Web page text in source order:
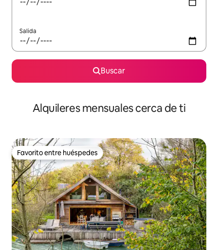
Salida
Buscar
Alquileres mensuales cerca de ti
Favorito entre huéspedes
Favorito entre huéspedes